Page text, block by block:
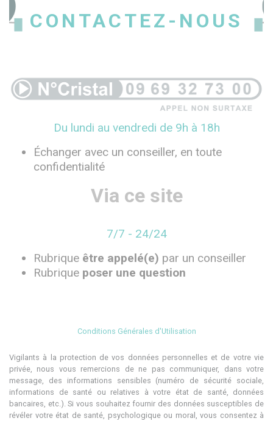
CONTACTEZ-NOUS
Du lundi au vendredi de 9h à 18h
Échanger avec un conseiller, en toute
confidentialité
Via ce site
7/7 - 24/24
Rubrique être appelé(e) par un conseiller
Rubrique poser une question
Conditions Générales d'Utilisation
Vigilants à la protection de vos données personnelles et de votre vie
privée, nous vous remercions de ne pas communiquer, dans votre
message, des informations sensibles (numéro de sécurité sociale,
informations de santé ou relatives à votre état de santé, données
bancaires, etc.). Si vous souhaitez fournir des données susceptibles de
révéler votre état de santé, psychologique ou moral, vous consentez à